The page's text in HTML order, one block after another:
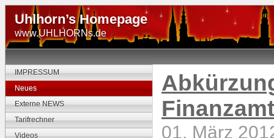
Uhlhorn’s Homepage
www.UHLHORNs.de
IMPRESSUM
Neues
Externe NEWS
Tarifrechner
Videos
01. März